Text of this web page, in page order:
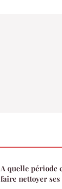
A quelle période
faire nettoyer